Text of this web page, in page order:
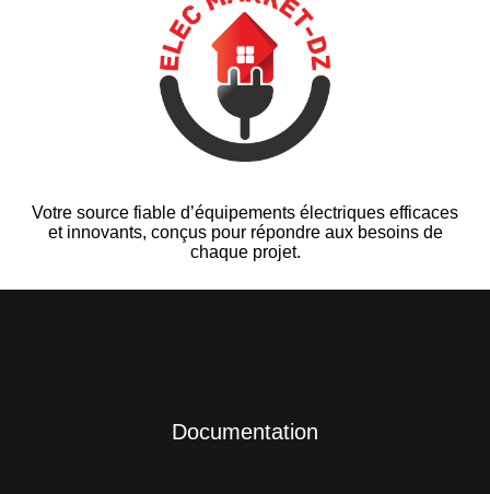
Votre source fiable d’équipements électriques efficaces
et innovants, conçus pour répondre aux besoins de
chaque projet.
Documentation